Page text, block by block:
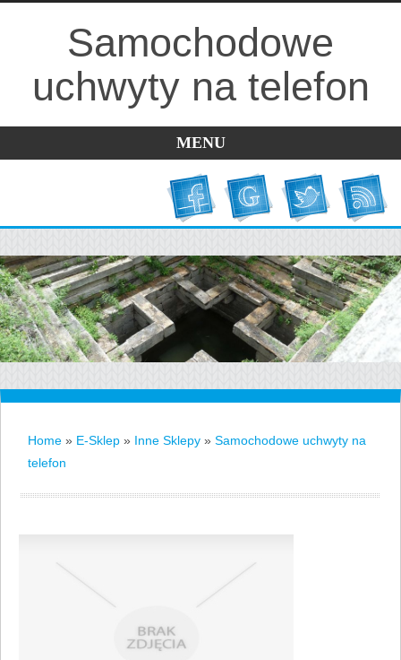
Samochodowe
uchwyty na telefon
MENU
Home » E-Sklep » Inne Sklepy » Samochodowe uchwyty na
telefon